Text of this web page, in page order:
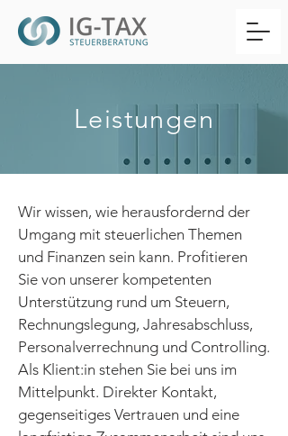
Leistungen
Wir wissen, wie herausfordernd der
Umgang mit steuerlichen Themen
und Finanzen sein kann. Profitieren
Sie von unserer kompetenten
Unterstützung rund um Steuern,
Rechnungslegung, Jahresabschluss,
Personalverrechnung und Controlling.
Als Klient:in stehen Sie bei uns im
Mittelpunkt. Direkter Kontakt,
gegenseitiges Vertrauen und eine